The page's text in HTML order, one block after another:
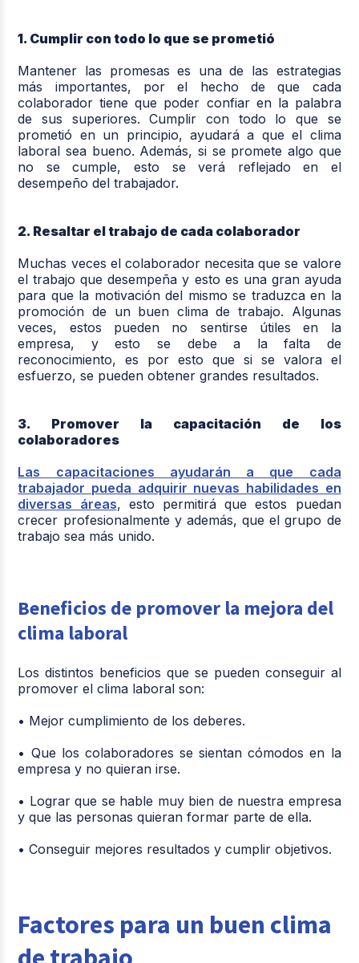
1. Cumplir con todo lo que se prometió
Mantener las promesas es una de las estrategias
más importantes, por el hecho de que cada
colaborador tiene que poder confiar en la palabra
de sus superiores. Cumplir con todo lo que se
prometió en un principio, ayudará a que el clima
laboral sea bueno. Además, si se promete algo que
no se cumple, esto se verá reflejado en el
desempeño del trabajador.
2. Resaltar el trabajo de cada colaborador
Muchas veces el colaborador necesita que se valore
el trabajo que desempeña y esto es una gran ayuda
para que la motivación del mismo se traduzca en la
promoción de un buen clima de trabajo. Algunas
veces, estos pueden no sentirse útiles en la
empresa, y esto se debe a la falta de
reconocimiento, es por esto que si se valora el
esfuerzo, se pueden obtener grandes resultados.
3. Promover la capacitación de los
colaboradores
Las capacitaciones ayudarán a que cada
trabajador pueda adquirir nuevas habilidades en
diversas áreas, esto permitirá que estos puedan
crecer profesionalmente y además, que el grupo de
trabajo sea más unido.
Beneficios de promover la mejora del
clima laboral
Los distintos beneficios que se pueden conseguir al
promover el clima laboral son:
• Mejor cumplimiento de los deberes.
• Que los colaboradores se sientan cómodos en la
empresa y no quieran irse.
• Lograr que se hable muy bien de nuestra empresa
y que las personas quieran formar parte de ella.
• Conseguir mejores resultados y cumplir objetivos.
Factores para un buen clima